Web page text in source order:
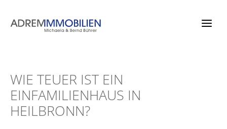
Inhalt
WIE TEUER IST EIN
EINFAMILIENHAUS IN
HEILBRONN?